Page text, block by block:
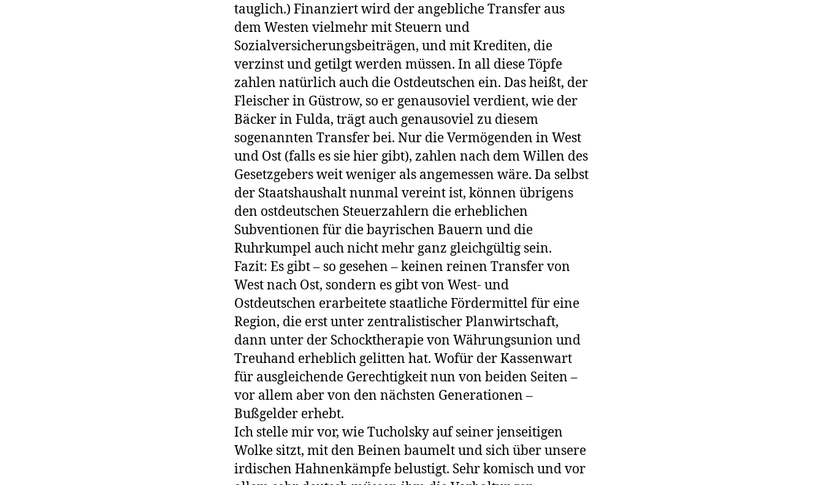
tauglich.) Finanziert wird der angebliche Transfer aus
dem Westen vielmehr mit Steuern und
Sozialversicherungsbeiträgen, und mit Krediten, die
verzinst und getilgt werden müssen. In all diese Töpfe
zahlen natürlich auch die Ostdeutschen ein. Das heißt, der
Fleischer in Güstrow, so er genausoviel verdient, wie der
Bäcker in Fulda, trägt auch genausoviel zu diesem
sogenannten Transfer bei. Nur die Vermögenden in West
und Ost (falls es sie hier gibt), zahlen nach dem Willen des
Gesetzgebers weit weniger als angemessen wäre. Da selbst
der Staatshaushalt nunmal vereint ist, können übrigens
den ostdeutschen Steuerzahlern die erheblichen
Subventionen für die bayrischen Bauern und die
Ruhrkumpel auch nicht mehr ganz gleichgültig sein.
Fazit: Es gibt – so gesehen – keinen reinen Transfer von
West nach Ost, sondern es gibt von West- und
Ostdeutschen erarbeitete staatliche Fördermittel für eine
Region, die erst unter zentralistischer Planwirtschaft,
dann unter der Schocktherapie von Währungsunion und
Treuhand erheblich gelitten hat. Wofür der Kassenwart
für ausgleichende Gerechtigkeit nun von beiden Seiten –
vor allem aber von den nächsten Generationen –
Bußgelder erhebt.
Ich stelle mir vor, wie Tucholsky auf seiner jenseitigen
Wolke sitzt, mit den Beinen baumelt und sich über unsere
irdischen Hahnenkämpfe belustigt. Sehr komisch und vor